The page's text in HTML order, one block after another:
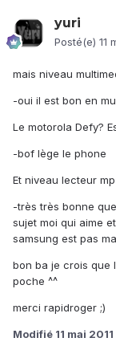
yuri
Posté(e) 11
mais niveau
-oui il est bon en
Le motorola Defy?
-bof lège le phone
Et niveau lecteur
-très très bonne
sujet moi qui aime
samsung est pas
bon ba je crois que
poche ^^
merci rapidroger ;)
Modifié 11 mai 2011